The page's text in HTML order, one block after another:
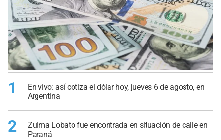
1
En vivo: así cotiza el dólar hoy, jueves 6 de agosto, en
Argentina
2
Zulma Lobato fue encontrada en situación de calle en
Paraná